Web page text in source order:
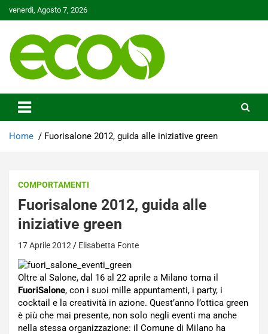
to
venerdì, Agosto 7, 2026
Ecoo.it
Home Fuorisalone 2012, guida alle iniziative green
COMPORTAMENTI
Fuorisalone 2012, guida alle
iniziative green
17 Aprile 2012 Elisabetta Fonte
Oltre al Salone, dal 16 al 22 aprile a Milano torna il
FuoriSalone, con i suoi mille appuntamenti, i party, i
cocktail e la creatività in azione. Quest’anno l’ottica green
è più che mai presente, non solo negli eventi ma anche
nella stessa organizzazione: il Comune di Milano ha